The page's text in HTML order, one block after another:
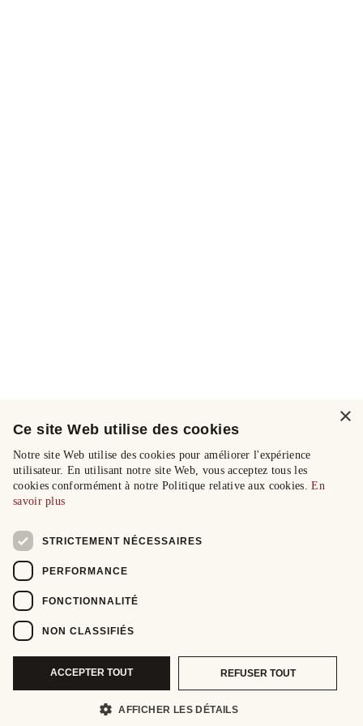
×
Ce site Web utilise des cookies
Notre site Web utilise des cookies pour améliorer l'expérience
utilisateur. En utilisant notre site Web, vous acceptez tous les
cookies conformément à notre Politique relative aux cookies.En
savoir plus
STRICTEMENT NÉCESSAIRES
PERFORMANCE
FONCTIONNALITÉ
NON CLASSIFIÉS
ACCEPTER TOUT REFUSER TOUT
AFFICHER LES DÉTAILS